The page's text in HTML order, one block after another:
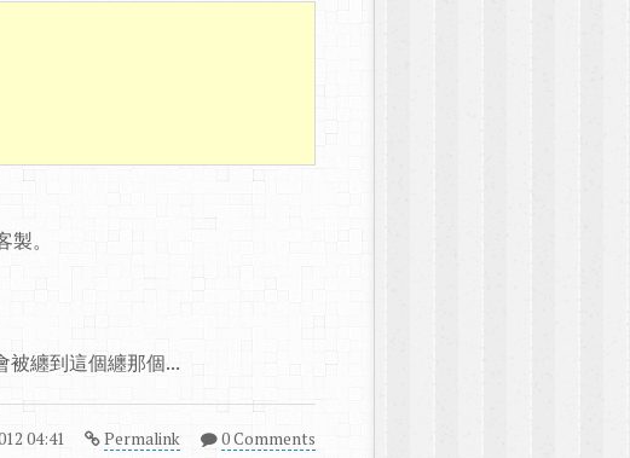
。
纏到這個纏那個...
04:41 Permalink 0 Comments